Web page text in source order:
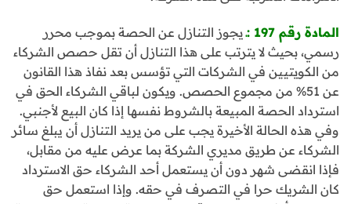
المادة رقم 197 :ـ
يجوز التنازل عن الحصة بموجب محرر
رسمي، بحيث لا يترتب على هذا التنازل أن تقل حصص الشركاء
من الكويتيين في الشركات التي تؤسس بعد نفاذ هذا القانون
عن 51% من مجموع الحصص. ويكون لباقي الشركاء الحق في
استرداد الحصة المبيعة بالشروط نفسها إذا كان البيع لأجنبي.
وفي هذه الحالة الأخيرة يجب على من يريد التنازل أن يبلغ سائر
الشركاء عن طريق مديري الشركة بما عرض عليه من مقابل،
فإذا انقضى شهر دون أن يستعمل أحد الشركاء حق الاسترداد
كان الشريك حرا في التصرف في حقه. وإذا استعمل حق